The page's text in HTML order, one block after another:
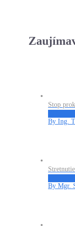
Stop
By Ing.
By Mgr.